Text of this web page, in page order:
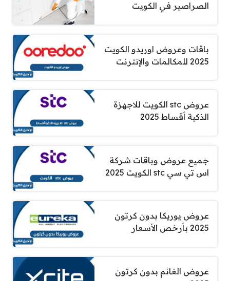
الصراصير في الكويت
باقات وعروض اوريدو الكويت
2025 للمكالمات والإنترنت
عروض stc الكويت للاجهزة
الذكية أقساط 2025
جميع عروض وباقات شركة
اس تي سي stc الكويت 2025
عروض يوريكا بدون كرتون
2025 بأرخص الأسعار
عروض الغانم بدون كرتون